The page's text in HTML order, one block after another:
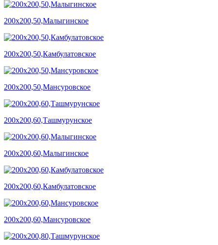
200х200,50,Малыгинское
200х200,50,Камбулатовское
200х200,50,Мансуровское
200х200,60,Ташмурунское
200х200,60,Малыгинское
200х200,60,Камбулатовское
200х200,60,Мансуровское